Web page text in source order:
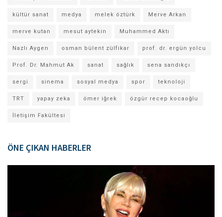
kültür sanat medya melek öztürk Merve Arkan
merve kutan mesut aytekin Muhammed Aktı
Nazlı Aygen osman bülent zülfikar prof. dr. ergün yolcu
Prof. Dr. Mahmut Ak sanat sağlık sena sandıkçı
sergi sinema sosyal medya spor teknoloji
TRT yapay zeka ömer iğrek özgür recep kocaoğlu
İletişim Fakültesi
ÖNE ÇIKAN HABERLER